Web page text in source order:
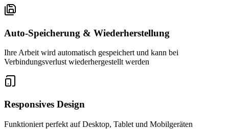
Auto-Speicherung & Wiederherstellung
Ihre Arbeit wird automatisch gespeichert und kann bei
Verbindungsverlust wiederhergestellt werden
Responsives Design
Funktioniert perfekt auf Desktop, Tablet und Mobilgeräten